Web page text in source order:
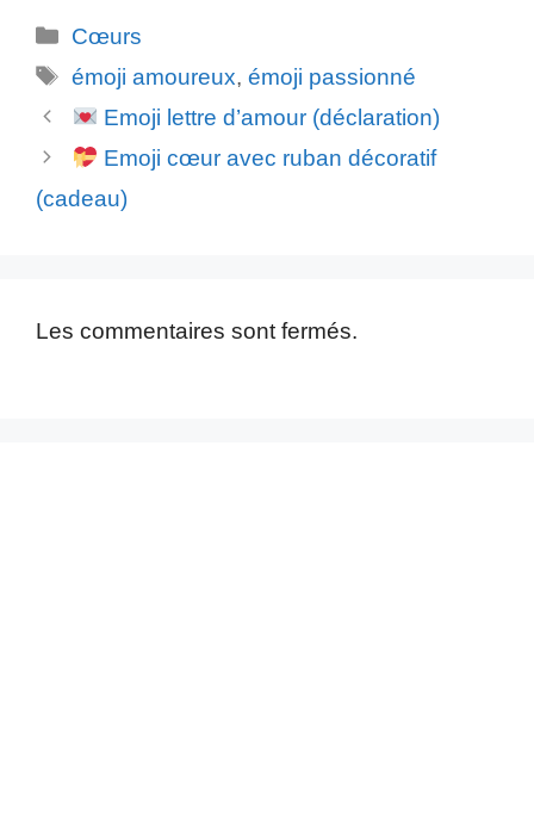
Catégories
Cœurs
Étiquettes
émoji amoureux,émoji passionné
Emoji lettre d’amour (déclaration)
Emoji cœur avec ruban décoratif
(cadeau)
Les commentaires sont fermés.